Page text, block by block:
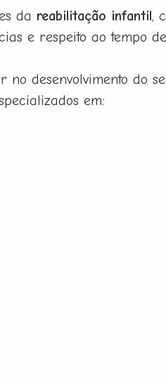
da reabilitação infantil,
e respeito ao tempo
desenvolvimento do
em: